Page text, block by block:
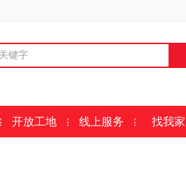
开放工地 线上服务 找我家